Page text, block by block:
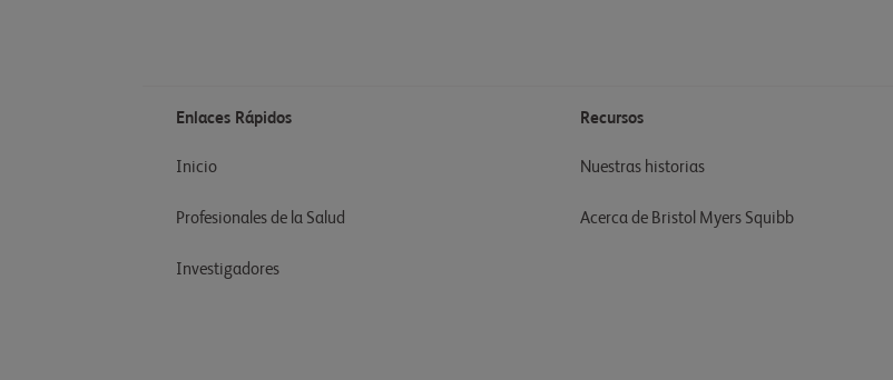
Enlaces Rápidos
Inicio
Profesionales de la Salud
Investigadores
Recursos
Nuestras historias
Acerca de Bristol Myers Squibb